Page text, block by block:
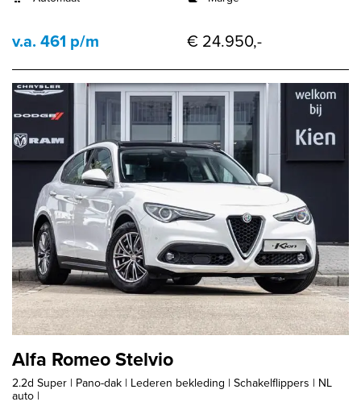
v.a. 461 p/m € 24.950,-
Alfa Romeo Stelvio
2.2d Super | Pano-dak | Lederen bekleding | Schakelflippers | NL
auto |